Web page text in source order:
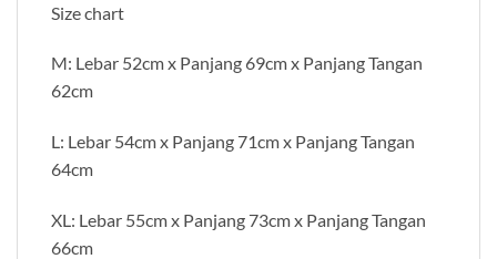
Size chart
M: Lebar 52cm x Panjang 69cm x Panjang Tangan
62cm
L: Lebar 54cm x Panjang 71cm x Panjang Tangan
64cm
XL: Lebar 55cm x Panjang 73cm x Panjang Tangan
66cm